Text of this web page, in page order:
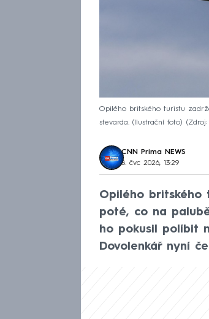
Opilého britského turistu
stevarda. (Ilustrační foto)
CNN Prima NEWS
8. čvc 2026, 13:29
Opilého britského
poté, co na
ho pokusil políbit
Dovolenkář nyní